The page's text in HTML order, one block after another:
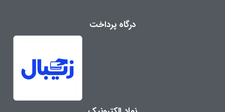
درگاه پرداخت